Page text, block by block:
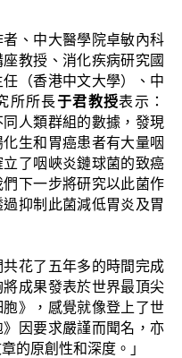
、中大醫學院卓敏內科
教授、消化疾病研究國
（香港中文大學）、中
所所長于君教授表示：
同人類群組的數據，發現
生和胃癌患者有大量咽
了咽峽炎鏈球菌的致癌
下一步將研究以此菌作
抑制此菌減低胃炎及胃
花了五年多的時間完成
成果發表於世界最頂尖
》，感覺就像登上了世
因要求嚴謹而聞名，亦
的原創性和深度。」